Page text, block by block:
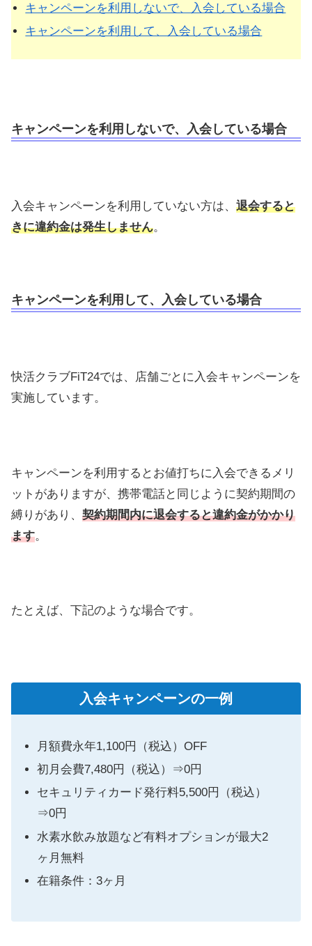
キャンペーンを利用しないで、入会している場合
キャンペーンを利用して、入会している場合
キャンペーンを利用しないで、入会している場合
入会キャンペーンを利用していない方は、 退会すると
きに違約金は発生しません。
キャンペーンを利用して、入会している場合
快活クラブFiT24では、店舗ごとに入会キャンペーンを
実施しています。
キャンペーンを利用するとお値打ちに入会できるメリ
ットがありますが、携帯電話と同じように契約期間の
縛りがあり、 契約期間内に退会すると違約金がかかり
ます。
たとえば、下記のような場合です。
入会キャンペーンの一例
月額費永年1,100円（税込）OFF
初月会費7,480円（税込）⇒0円
セキュリティカード発行料5,500円（税込）
⇒0円
水素水飲み放題など有料オプションが最大2
ヶ月無料
在籍条件：3ヶ月